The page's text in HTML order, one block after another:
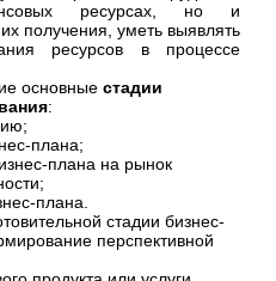
ресурсах, но и
получения, уметь выявлять
ресурсов в процессе
основные стадии
:
плана;
плана на рынок
плана.
стадии бизнес-
перспективной